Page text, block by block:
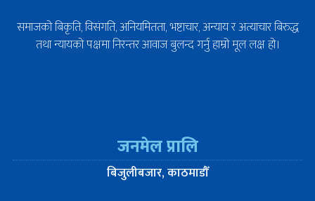
समाजको बिकृति, विसंगति, अनियमितता, भष्टाचार, अन्याय र अत्याचार बिरुद्ध
तथा न्यायको पक्षमा निरन्तर आवाज बुलन्द गर्नु हाम्रो मूल लक्ष हो।
जनमेल प्रालि
बिजुलीबजार, काठमाडौँ